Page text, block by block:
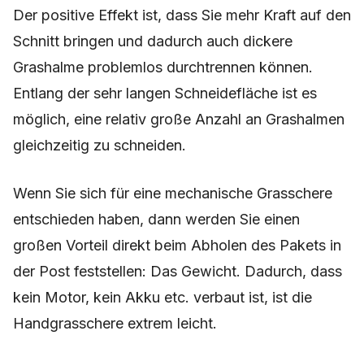
Der positive Effekt ist, dass Sie mehr Kraft auf den
Schnitt bringen und dadurch auch dickere
Grashalme problemlos durchtrennen können.
Entlang der sehr langen Schneidefläche ist es
möglich, eine relativ große Anzahl an Grashalmen
gleichzeitig zu schneiden.
Wenn Sie sich für eine mechanische Grasschere
entschieden haben, dann werden Sie einen
großen Vorteil direkt beim Abholen des Pakets in
der Post feststellen: Das Gewicht. Dadurch, dass
kein Motor, kein Akku etc. verbaut ist, ist die
Handgrasschere extrem leicht.